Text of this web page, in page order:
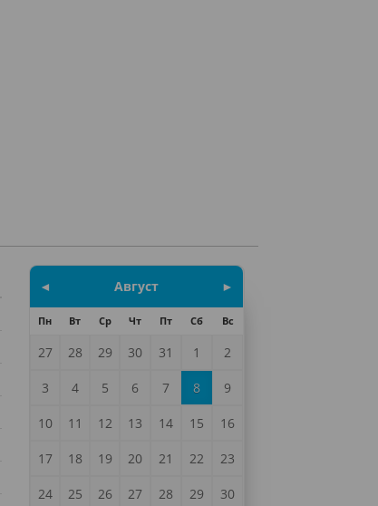
◄ ►
Август
Пн Вт Ср Чт Пт Сб Вс
27 28 29 30 31 1 2
3 4 5 6 7 8 9
10 11 12 13 14 15 16
17 18 19 20 21 22 23
24 25 26 27 28 29 30